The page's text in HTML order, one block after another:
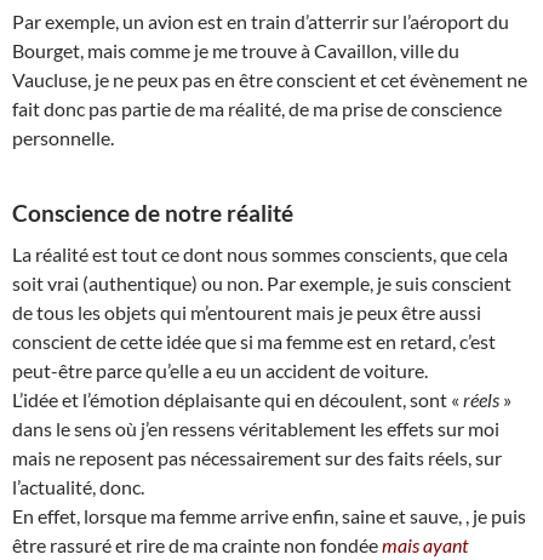
Par exemple, un avion est en train d’atterrir sur l’aéroport du
Bourget, mais comme je me trouve à Cavaillon, ville du
Vaucluse, je ne peux pas en être conscient et cet évènement ne
fait donc pas partie de ma réalité, de ma prise de conscience
personnelle.
Conscience de notre réalité
La réalité est tout ce dont nous sommes conscients, que cela
soit vrai (authentique) ou non. Par exemple, je suis conscient
de tous les objets qui m’entourent mais je peux être aussi
conscient de cette idée que si ma femme est en retard, c’est
peut-être parce qu’elle a eu un accident de voiture.
L’idée et l’émotion déplaisante qui en découlent, sont « réels »
dans le sens où j’en ressens véritablement les effets sur moi
mais ne reposent pas nécessairement sur des faits réels, sur
l’actualité, donc.
En effet, lorsque ma femme arrive enfin, saine et sauve, , je puis
être rassuré et rire de ma crainte non fondéemais ayant